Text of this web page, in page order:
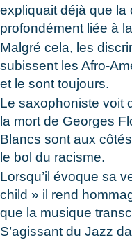
expliquait déjà que la
profondément liée à
Malgré cela, les
subissent les Afro-
et le sont toujours.
Le saxophoniste voit
la mort de Georges
Blancs sont aux
le bol du racisme.
Lorsqu’il évoque sa
child » il rend
que la musique
S’agissant du Jazz